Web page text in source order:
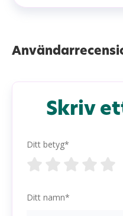
Skriv
Ditt betyg*
Ditt namn*